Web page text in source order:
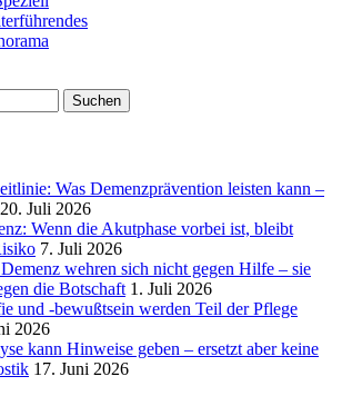
Was Demenzprävention leisten kann –
20. Juli 2026
Wenn die Akutphase vorbei ist, bleibt
7. Juli 2026
wehren sich nicht gegen Hilfe – sie
die Botschaft 1. Juli 2026
und -bewußtsein werden Teil der Pflege
2026
kann Hinweise geben – ersetzt aber keine
17. Juni 2026